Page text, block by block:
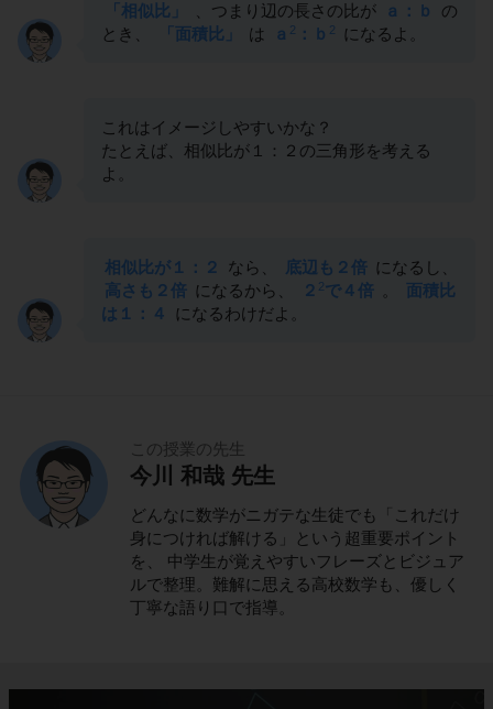
「相似比」 、つまり辺の長さの比が ａ：ｂ
の
とき、
「面積比」 は ａ 2 ：ｂ 2 になるよ。
これはイメージしやすいかな？
たとえば、相似比が１：２の三角形を考える
よ。
相似比が１：２ なら、 底辺も２倍 になるし、
高さも２倍 になるから、 ２ 2で４倍
面積比
は１：４
になるわけだよ。
この授業の先生
今川 和哉 先生
どんなに数学がニガテな生徒でも「これだけ
身につければ解ける」という超重要ポイント
を、 中学生が覚えやすいフレーズとビジュア
ルで整理。難解に思える高校数学も、優しく
丁寧な語り口で指導。